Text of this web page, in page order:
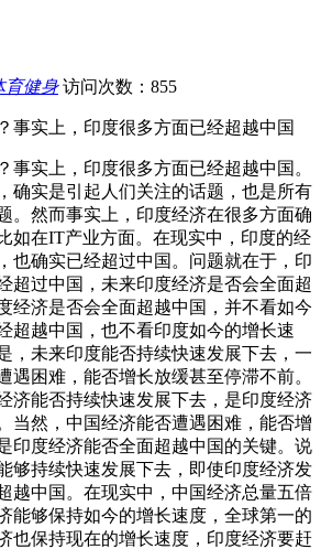
育健身 访问次数：855
事实上，印度很多方面已经超越中国
事实上，印度很多方面已经超越中国。
确实是引起人们关注的话题，也是所有
。然而事实上，印度经济在很多方面确
如在IT产业方面。在现实中，印度的经
也确实已经超过中国。问题就在于，印
超过中国，未来印度经济是否会全面超
经济是否会全面超越中国，并不看如今
超越中国，也不看印度如今的增长速
，未来印度能否持续快速发展下去，一
遇困难，能否增长放缓甚至停滞不前。
济能否持续快速发展下去，是印度经济
当然，中国经济能否遭遇困难，能否增
印度经济能否全面超越中国的关键。说
够持续快速发展下去，即使印度经济发
越中国。在现实中，中国经济总量五倍
能够保持如今的增长速度，全球第一的
也保持现在的增长速度，印度经济要赶